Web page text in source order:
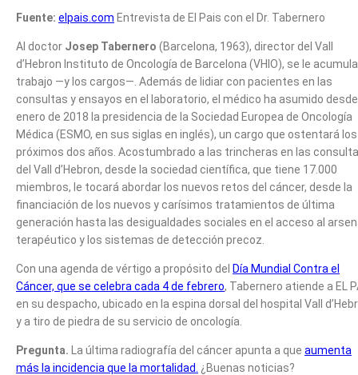
Fuente: elpais.com Entrevista de El Pais con el Dr. Tabernero
Al doctor Josep Tabernero (Barcelona, 1963), director del Vall
d’Hebron Instituto de Oncología de Barcelona (VHIO), se le
trabajo —y los cargos—. Además de lidiar con pacientes en las
consultas y ensayos en el laboratorio, el médico ha asumido desde
enero de 2018 la presidencia de la Sociedad Europea de Oncología
Médica (ESMO, en sus siglas en inglés), un cargo que ostentará los
próximos dos años. Acostumbrado a las trincheras en las
del Vall d’Hebron, desde la sociedad científica, que tiene 17.000
miembros, le tocará abordar los nuevos retos del cáncer, desde la
financiación de los nuevos y carísimos tratamientos de última
generación hasta las desigualdades sociales en el acceso al
terapéutico y los sistemas de detección precoz.
Con una agenda de vértigo a propósito del Día Mundial Contra el
Cáncer, que se celebra cada 4 de febrero, Tabernero atiende a EL
en su despacho, ubicado en la espina dorsal del hospital Vall
y a tiro de piedra de su servicio de oncología.
Pregunta. La última radiografía del cáncer apunta a que aumenta
más la incidencia que la mortalidad. ¿Buenas noticias?